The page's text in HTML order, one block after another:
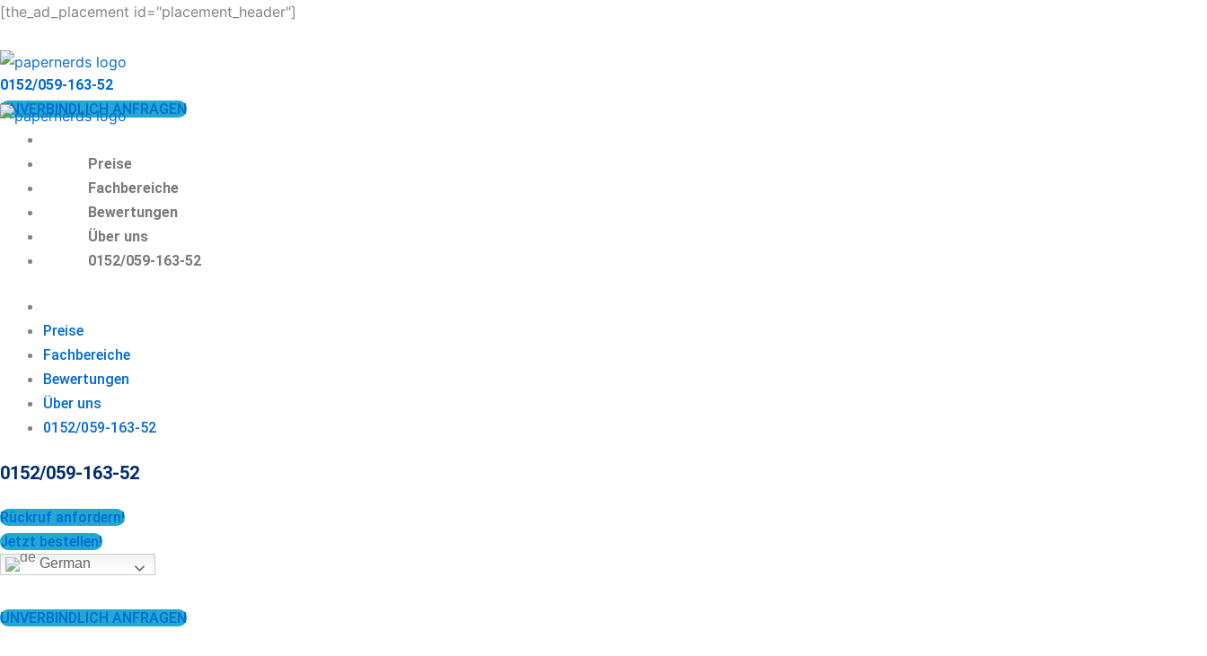
[the_ad_placement id="placement_header"]
Zum
springen
0152/059-163-52
UNVERBINDLICH ANFRAGEN
Preise
Fachbereiche
Bewertungen
Über uns
0152/059-163-52
Preise
Fachbereiche
Bewertungen
Über uns
0152/059-163-52
0152/059-163-52
Rückruf anfordern!
Jetzt bestellen!
German
0152/059-163-52
UNVERBINDLICH ANFRAGEN